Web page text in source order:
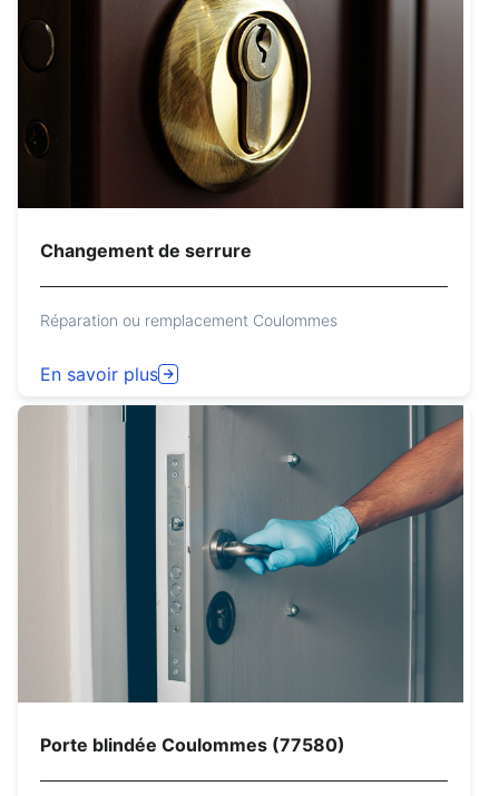
Changement de serrure
Réparation ou remplacement Coulommes
En savoir plus
Porte blindée Coulommes (77580)